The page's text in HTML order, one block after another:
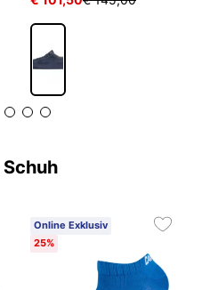
Online Exklusiv
25%